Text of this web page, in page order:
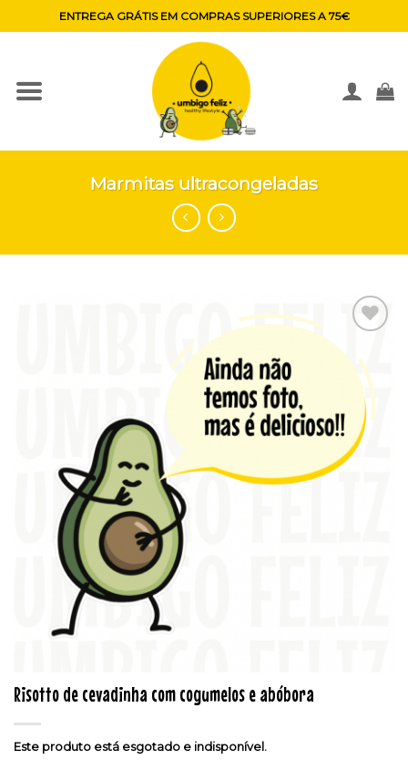
to
ENTREGA GRÁTIS EM COMPRAS SUPERIORES A 75€
Marmitas ultracongeladas
Adicionar
aos
favoritos
Risotto de cevadinha com cogumelos e abóbora
Este produto está esgotado e indisponível.